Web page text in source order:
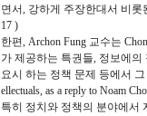
면서, 강하게 주장한대서 비롯
17 )
한편, Archon Fung 교수는
가 제공하는 특권들, 정보에
요시 하는 정책 문제 등에서
ellectuals, as a reply to Noam
특히 정치와 정책의 분야에서